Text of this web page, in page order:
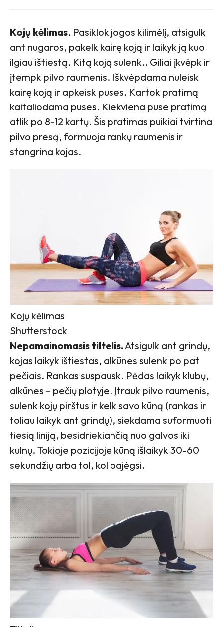
Kojų kėlimas. Pasiklok jogos kilimėlį, atsigulk
ant nugaros, pakelk kairę koją ir laikyk ją kuo
ilgiau ištiestą. Kitą koją sulenk.. Giliai įkvėpk ir
įtempk pilvo raumenis. Iškvėpdama nuleisk
kairę koją ir apkeisk puses. Kartok pratimą
kaitaliodama puses. Kiekviena puse pratimą
atlik po 8-12 kartų. Šis pratimas puikiai tvirtina
pilvo presą, formuoja rankų raumenis ir
stangrina kojas.
Kojų kėlimas
Shutterstock
Nepamainomasis tiltelis.Atsigulk ant grindų,
kojas laikyk ištiestas, alkūnes sulenk po pat
pečiais. Rankas suspausk. Pėdas laikyk klubų,
alkūnes – pečių plotyje. Įtrauk pilvo raumenis,
sulenk kojų pirštus ir kelk savo kūną (rankas ir
toliau laikyk ant grindų), siekdama suformuoti
tiesią liniją, besidriekiančią nuo galvos iki
kulnų. Tokioje pozicijoje kūną išlaikyk 30-60
sekundžių arba tol, kol pajėgsi.